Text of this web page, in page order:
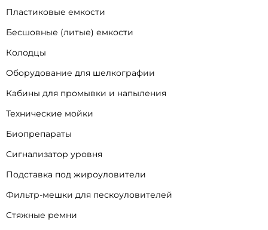
Пластиковые емкости
Бесшовные (литые) емкости
Колодцы
Оборудование для шелкографии
Кабины для промывки и напыления
Технические мойки
Биопрепараты
Сигнализатор уровня
Подставка под жироуловители
Фильтр-мешки для пескоуловителей
Стяжные ремни